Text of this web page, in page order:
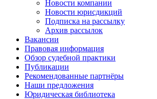
Новости компании
Новости юрисдикций
Подписка на рассылку
Архив рассылок
Вакансии
Правовая информация
Обзор судебной практики
Публикации
Рекомендованные партнёры
Наши предложения
Юридическая библиотека